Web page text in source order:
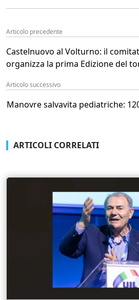
Articolo precedente
Castelnuovo al Volturno: il
organizza la prima Edizione del
Articolo successivo
Manovre salvavita pediatriche:
ARTICOLI CORRELATI